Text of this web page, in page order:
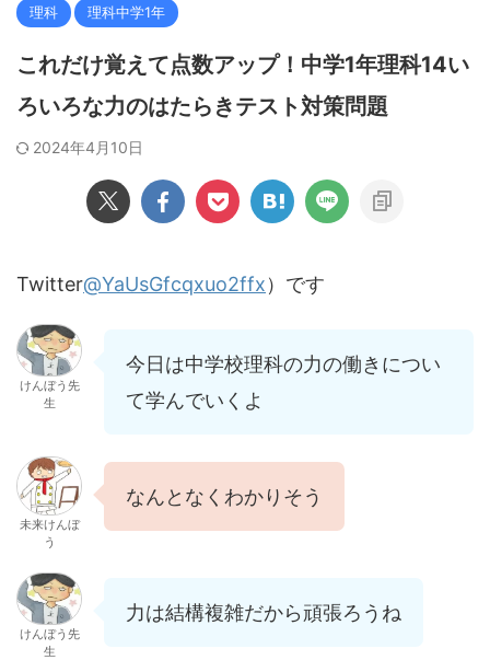
理科 理科中学1年
これだけ覚えて点数アップ！中学1年理科14い
ろいろな力のはたらきテスト対策問題
2024年4月10日
Twitter@YaUsGfcqxuo2ffx）です
けんぼう先
生
今日は中学校理科の力の働きについ
て学んでいくよ
未来けんぼ
う
なんとなくわかりそう
けんぼう先
生
力は結構複雑だから頑張ろうね